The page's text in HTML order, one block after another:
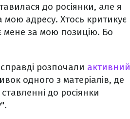
до росіянки, але я
мою адресу. Хтось критикує
мене за мою позицію. Бо
розпочали активний
одного з матеріалів, де
до росіянки